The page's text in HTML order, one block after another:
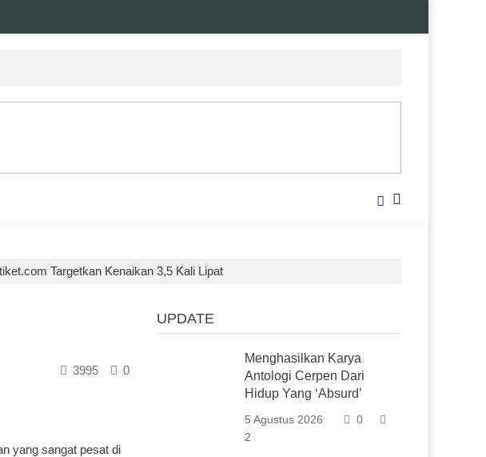
Targetkan Kenaikan 3,5 Kali Lipat
0
3995
yang sangat pesat di
UPDATE
Menghasilkan Karya
Antologi Cerpen Dari
Hidup Yang ‘Absurd’
5 Agustus 2026
0
2